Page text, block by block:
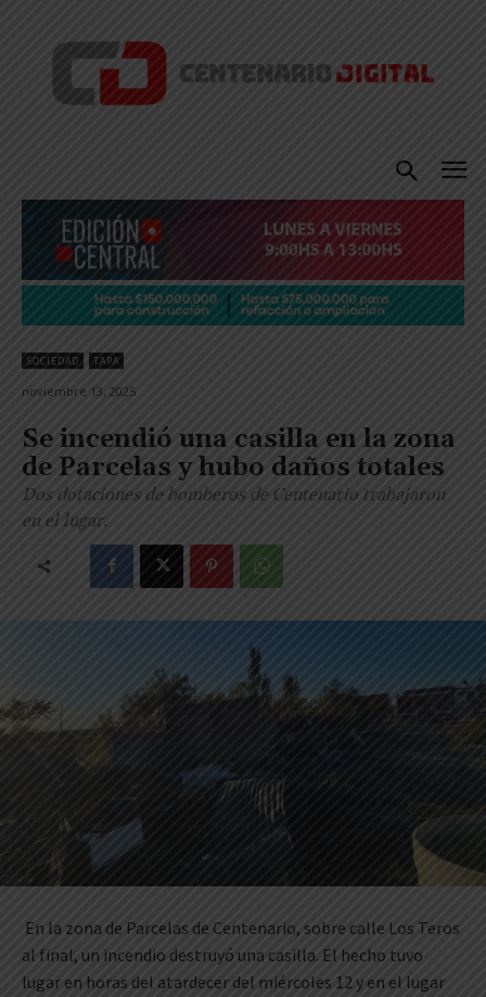
SOCIEDAD TAPA
noviembre 13, 2025
Se incendió una casilla en la zona
de Parcelas y hubo daños totales
Dos dotaciones de bomberos de Centenario trabajaron
en el lugar.
En la zona de Parcelas de Centenario, sobre calle Los Teros
al final, un incendio destruyó una casilla. El hecho tuvo
lugar en horas del atardecer del miércoles 12 y en el lugar